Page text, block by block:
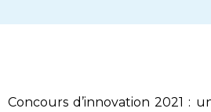
Concours d’innovation 2021 :